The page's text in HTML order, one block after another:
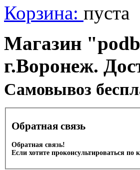
Корзина: пуста
Магазин
г.Воронеж.
Cамовывоз
Обратная связь
Обратная связь!
Если хотите проконсультироваться